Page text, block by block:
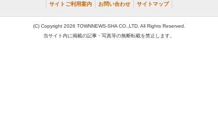
サイトご利用案内 お問い合わせ サイトマップ
(C) Copyright 2026 TOWNNEWS-SHA CO.,LTD. All Rights Reserved.
当サイト内に掲載の記事・写真等の無断転載を禁止します。